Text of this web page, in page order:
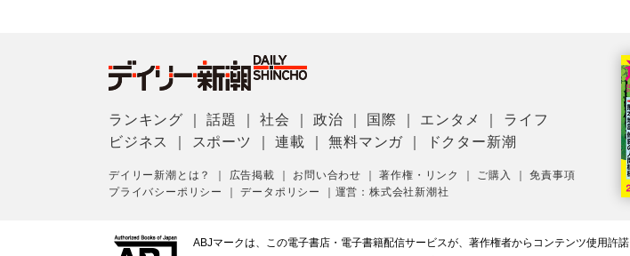
ランキング ｜話題 ｜社会 ｜政治 国際 エンタメ
ライフ
ビジネス
スポーツ ｜連載 ｜無料マンガ ドクター新潮
デイリー新潮とは？ 広告掲載 お問い合わせ ｜著作権・リンク ご購入 ｜免責事項
プライバシーポリシー
｜データポリシー 運営：株式会社新潮社
ABJマークは、この電子書店・電子書籍配信サービスが、著作権者からコンテンツ使用許諾